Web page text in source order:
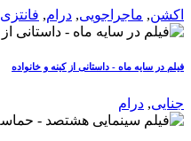
اکشن, ماجراجویی, درام, فانتزی
فیلم در سایه ماه - داستانی از کینه و خانواده
جنایی, درام